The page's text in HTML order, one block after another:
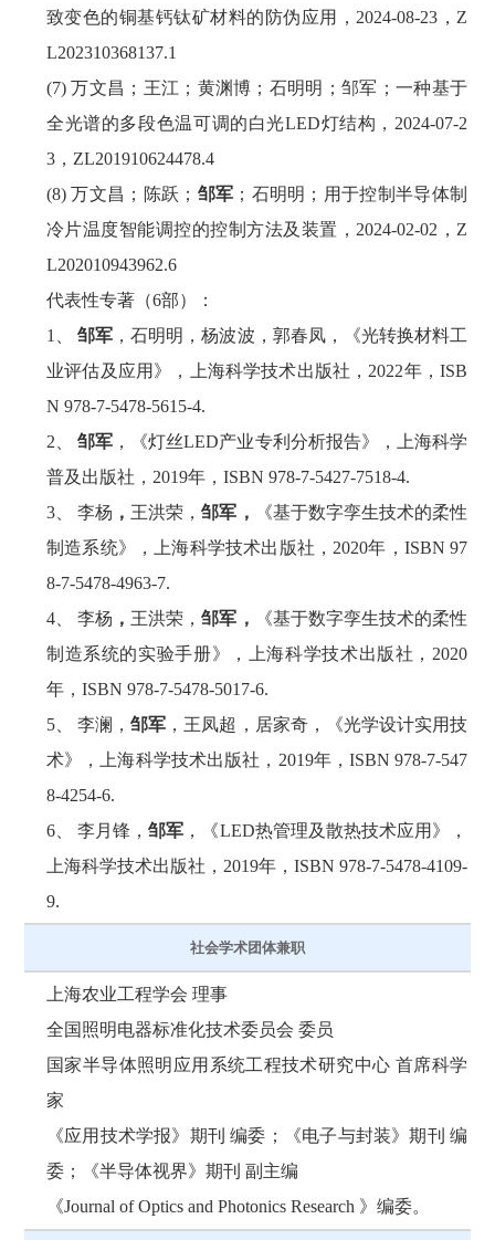
致变色的铜基钙钛矿材料的防伪应用，2024-08-23，Z
L202310368137.1
(7) 万文昌；王江；黄渊博；石明明；邹军；一种基于
全光谱的多段色温可调的白光LED灯结构，2024-07-2
3，ZL201910624478.4
(8) 万文昌；陈跃； 邹军 ；石明明；用于控制半导体制
冷片温度智能调控的控制方法及装置，2024-02-02，Z
L202010943962.6
代表性专著（6部）：
邹军 ，石明明，杨波波，郭春凤，《光转换材料工
业评估及应用》，上海科学技术出版社，2022年，ISB
N 978-7-5478-5615-4.
邹军 ，《灯丝LED产业专利分析报告》，上海科学
普及出版社，2019年，ISBN 978-7-5427-7518-4.
李杨 ， 王洪荣，邹军，
《基于数字孪生技术的柔性
制造系统》，上海科学技术出版社，2020年，ISBN 97
8-7-5478-4963-7.
李杨 ， 王洪荣，邹军，
《基于数字孪生技术的柔性
制造系统的实验手册》，上海科学技术出版社，2020
年，ISBN 978-7-5478-5017-6.
李澜，邹军 ，王凤超，居家奇，《光学设计实用技
术》，上海科学技术出版社，2019年，ISBN 978-7-547
8-4254-6.
李月锋，邹军 ，《LED热管理及散热技术应用》，
上海科学技术出版社，2019年，ISBN 978-7-5478-4109-
9.
社会学术团体兼职
上海农业工程学会 理事
全国照明电器标准化技术委员会 委员
国家半导体照明应用系统工程技术研究中心 首席科学
家
《应用技术学报》期刊 编委；《电子与封装》期刊 编
委；《半导体视界》期刊 副主编
《Journal of Optics and Photonics Research 》编委。